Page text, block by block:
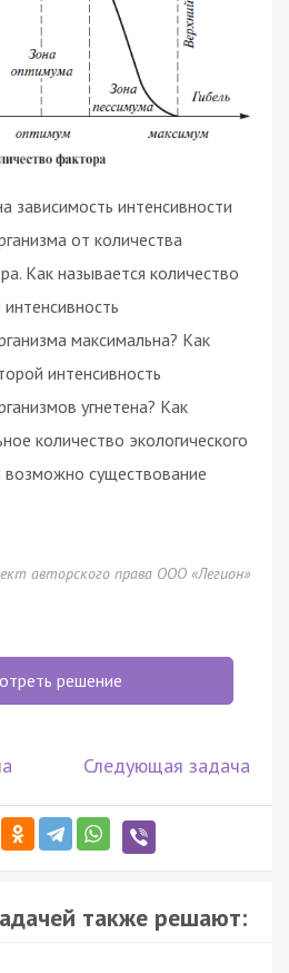
зависимость интенсивности
от количества
Как называется количество
максимальна? Как
интенсивность
угнетена? Как
количество экологического
существование
авторского права ООО «Легион»
решение
Следующая задача
также решают: